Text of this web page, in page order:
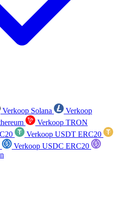
Verkoop Solana
Verkoop
Verkoop TRON
Verkoop USDT ERC20
Verkoop USDC ERC20